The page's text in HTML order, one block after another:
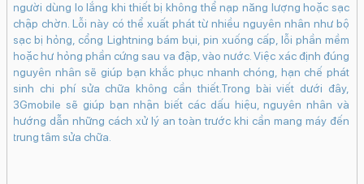
người dùng lo lắng khi thiết bị không thể nạp năng lượng hoặc sạc
chập chờn. Lỗi này có thể xuất phát từ nhiều nguyên nhân như bộ
sạc bị hỏng, cổng Lightning bám bụi, pin xuống cấp, lỗi phần mềm
hoặc hư hỏng phần cứng sau va đập, vào nước. Việc xác định đúng
nguyên nhân sẽ giúp bạn khắc phục nhanh chóng, hạn chế phát
sinh chi phí sửa chữa không cần thiết.Trong bài viết dưới đây,
3Gmobile sẽ giúp bạn nhận biết các dấu hiệu, nguyên nhân và
hướng dẫn những cách xử lý an toàn trước khi cần mang máy đến
trung tâm sửa chữa.